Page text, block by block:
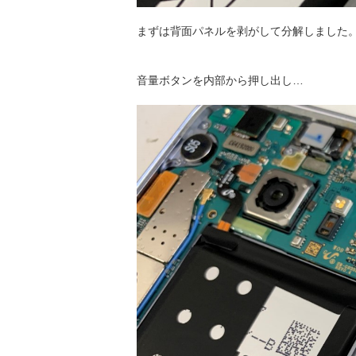
まずは背面パネルを剥がして分解しました
音量ボタンを内部から押し出し…